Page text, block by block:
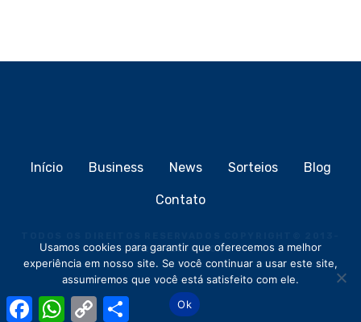
Início Business News Sorteios Blog
Contato
2026MEIOCLICK®
F
W
C
Usamos cookies para garantir que oferecemos a melhor
experiência em nosso site. Se você continuar a usar este site,
assumiremos que você está satisfeito com ele.
Ok